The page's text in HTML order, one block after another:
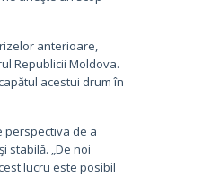
anterioare,
Republicii Moldova.
acestui drum în
perspectiva de a
stabilă. „De noi
lucru este posibil